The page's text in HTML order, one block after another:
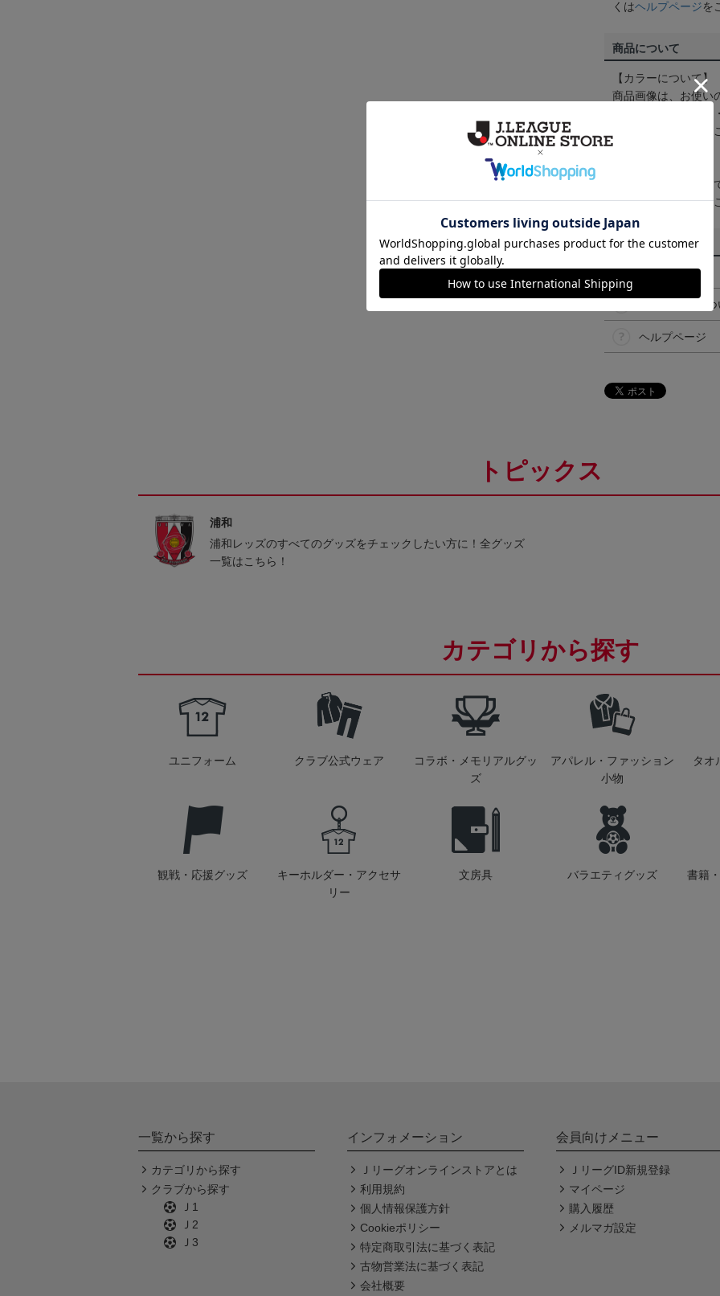
くはヘルプページを
商品について
【カラーについて】
商品画像は、お使い
ンのメーカー・機
なって見える場合
取り扱い商品によ
予告なく変更になる
その他
決済について
ギフト対応に
ヘルプページ
トピックス
浦和
浦和レッズのすべてのグッズをチェックしたい方に！全グッズ
一覧はこちら！
カテゴリから探す
ユニフォーム クラブ公式ウェア
コラボ・メモリアルグッ
ズ
アパレル・ファッション
小物
タオ
観戦・応援グッズ
キーホルダー・アクセサ
リー
文房具 バラエティグッズ 書籍
一覧から探す
カテゴリから探す
クラブから探す
Ｊ1
Ｊ2
Ｊ3
インフォメーション
Ｊリーグオンラインストアとは
利用規約
個人情報保護方針
Cookieポリシー
特定商取引法に基づく表記
古物営業法に基づく表記
会社概要
会員向けメニュー
ＪリーグID新規登録
マイページ
購入履歴
メルマガ設定